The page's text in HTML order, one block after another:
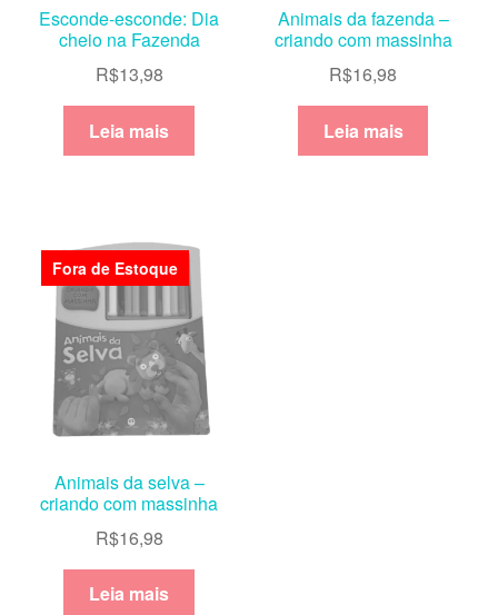
Esconde-esconde: Dia
cheio na Fazenda
R$13,98
Leia mais
Animais da fazenda –
criando com massinha
R$16,98
Leia mais
Fora de Estoque
Animais da selva –
criando com massinha
R$16,98
Leia mais